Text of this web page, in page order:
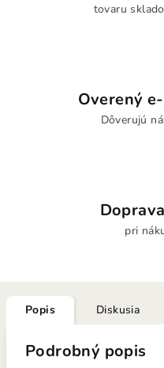
tovaru
Overený
Dôverujú
pri
Popis Diskusia
Podrobný popis